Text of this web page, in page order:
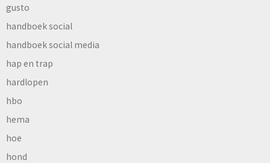
gusto
handboek social
handboek social media
hap en trap
hardlopen
hbo
hema
hoe
hond